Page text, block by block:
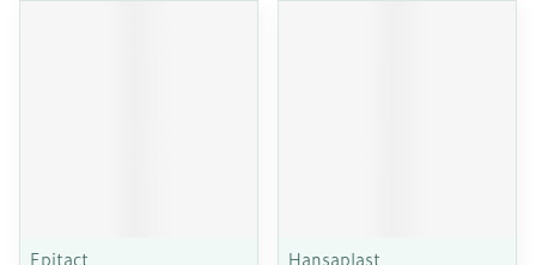
Epitact Hansaplast